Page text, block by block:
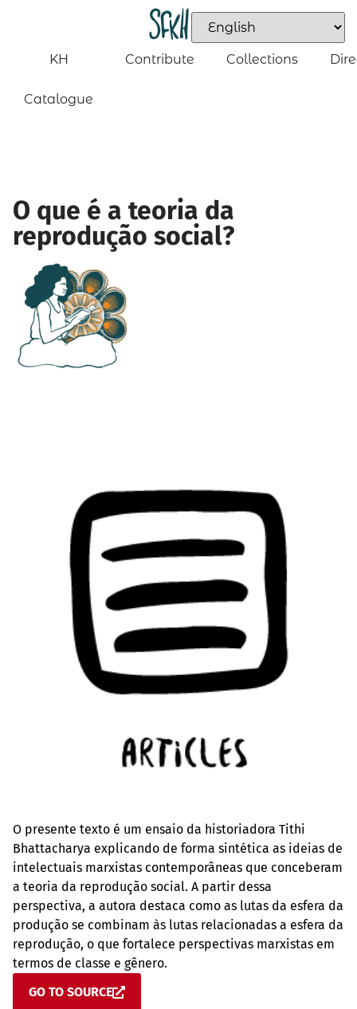
KH
Catalogue
Contribute Collections
O que é a teoria da
reprodução social?
O presente texto é um ensaio da historiadora Tithi
Bhattacharya explicando de forma sintética as ideias de
intelectuais marxistas contemporâneas que conceberam
a teoria da reprodução social. A partir dessa
perspectiva, a autora destaca como as lutas da esfera da
produção se combinam às lutas relacionadas a esfera da
reprodução, o que fortalece perspectivas marxistas em
termos de classe e gênero.
GO TO SOURCE